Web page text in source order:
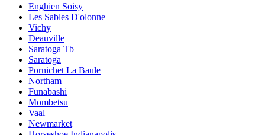
Enghien Soisy
Les Sables D'olonne
Vichy
Deauville
Saratoga Tb
Saratoga
Pornichet La Baule
Northam
Funabashi
Mombetsu
Vaal
Newmarket